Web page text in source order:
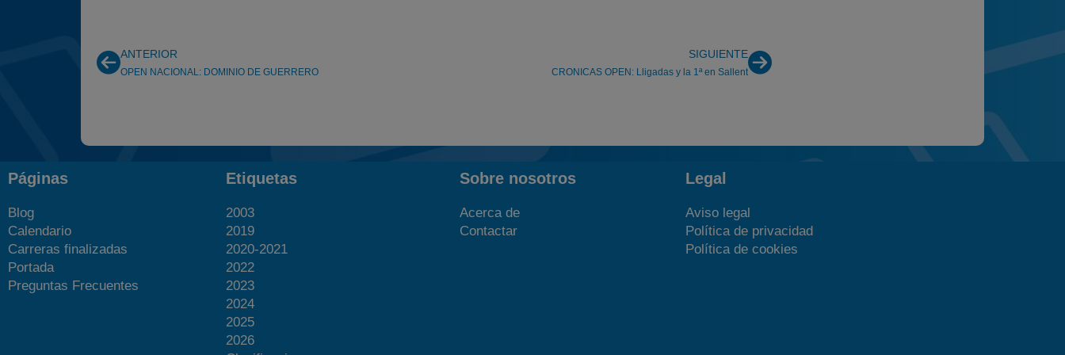
ANTERIOR
OPEN NACIONAL: DOMINIO DE GUERRERO
SIGUIENTE
CRONICAS OPEN: Lligadas y la 1ª en Sallent
Páginas
Blog
Calendario
Carreras finalizadas
Portada
Preguntas Frecuentes
Etiquetas
2003
2019
2020-2021
2022
2023
2024
2025
2026
Sobre nosotros
Acerca de
Contactar
Legal
Aviso legal
Política de privacidad
Política de cookies